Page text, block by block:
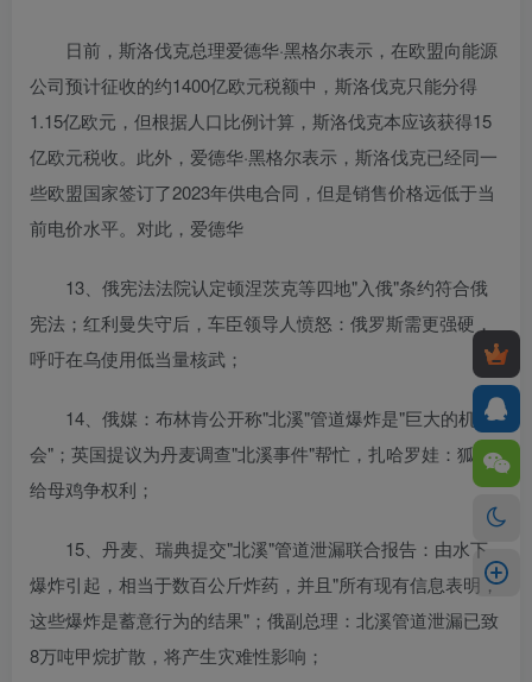
日前，斯洛伐克总理爱德华·黑格尔表示，在欧盟向能源
公司预计征收的约1400亿欧元税额中，斯洛伐克只能分得
1.15亿欧元，但根据人口比例计算，斯洛伐克本应该获得15
亿欧元税收。此外，爱德华·黑格尔表示，斯洛伐克已经同一
些欧盟国家签订了2023年供电合同，但是销售价格远低于当
前电价水平。对此，爱德华
13、俄宪法法院认定顿涅茨克等四地"入俄"条约符合俄
宪法；红利曼失守后，车臣领导人愤怒：俄罗斯需更强硬，
呼吁在乌使用低当量核武；
14、俄媒：布林肯公开称"北溪"管道爆炸是"巨大的机
会"；英国提议为丹麦调查"北溪事件"帮忙，扎哈罗娃：狐狸
给母鸡争权利；
15、丹麦、瑞典提交"北溪"管道泄漏联合报告：由水下
爆炸引起，相当于数百公斤炸药，并且"所有现有信息表明，
这些爆炸是蓄意行为的结果"；俄副总理：北溪管道泄漏已致
8万吨甲烷扩散，将产生灾难性影响；